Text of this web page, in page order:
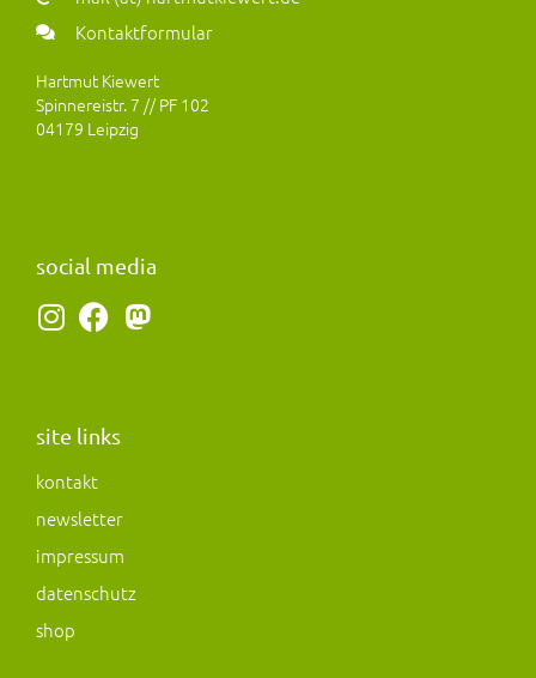
Kontaktformular
Hartmut Kiewert
Spinnereistr. 7 // PF 102
04179 Leipzig
social media
I
a
r
a
m
F
b
o
k
M
site links
kontakt
newsletter
impressum
datenschutz
shop